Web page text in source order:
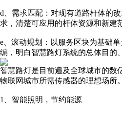
d、需求匹配：对现有道路杆体的
求，清楚可应用的杆体资源和新建
e、滚动规划：以服务区块为基础
编，明白智慧路灯系统的总体目的
智慧路灯是目前遍及全球城市的数
物联网城市所需传感器的理想场所
1、智能照明，节约能源